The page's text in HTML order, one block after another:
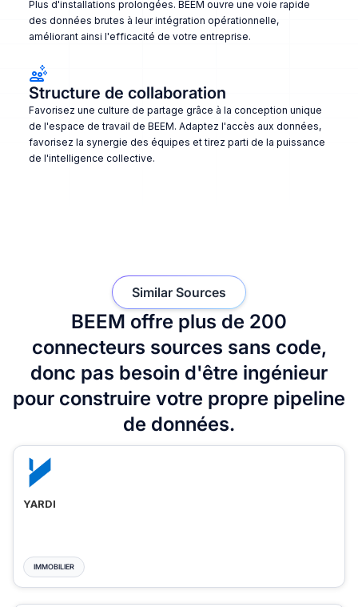
Plus d'installations prolongées. BEEM ouvre une voie rapide
des données brutes à leur intégration opérationnelle,
améliorant ainsi l'efficacité de votre entreprise.
Structure de collaboration
Favorisez une culture de partage grâce à la conception unique
de l'espace de travail de BEEM. Adaptez l'accès aux données,
favorisez la synergie des équipes et tirez parti de la puissance
de l'intelligence collective.
BEEM offre plus de 200
connecteurs sources sans code,
donc pas besoin d'être ingénieur
pour construire votre propre pipeline
de données.
Similar Sources
YARDI
IMMOBILIER